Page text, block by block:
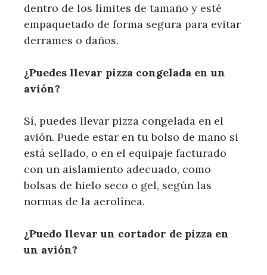
dentro de los límites de tamaño y esté
empaquetado de forma segura para evitar
derrames o daños.
¿Puedes llevar pizza congelada en un
avión?
Sí, puedes llevar pizza congelada en el
avión. Puede estar en tu bolso de mano si
está sellado, o en el equipaje facturado
con un aislamiento adecuado, como
bolsas de hielo seco o gel, según las
normas de la aerolínea.
¿Puedo llevar un cortador de pizza en
un avión?